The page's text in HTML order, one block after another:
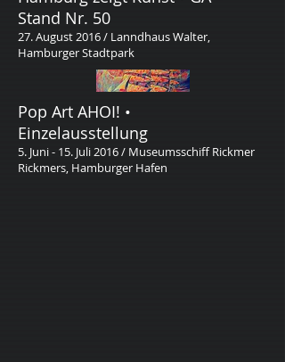
Stand Nr. 50
27. August 2016 / Lanndhaus Walter,
Hamburger Stadtpark
Pop Art AHOI! •
Einzelausstellung
5. Juni - 15. Juli 2016 / Museumsschiff Rickmer
Rickmers, Hamburger Hafen